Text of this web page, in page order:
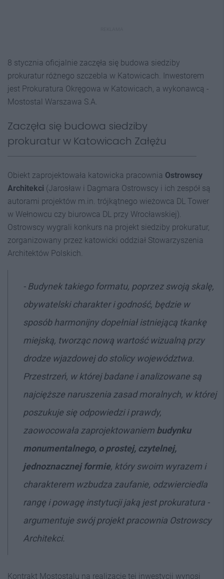
8 stycznia oficjalnie zaczęła się budowa siedziby
prokuratur różnego szczebla w Katowicach. Inwestorem
jest Prokuratura Okręgowa w Katowicach, a wykonawcą -
Mostostal Warszawa S.A.
Zaczęła się budowa siedziby
prokuratur w Katowicach Załężu
Obiekt zaprojektowała katowicka pracownia Ostrowscy
Architekci (Jarosław i Dagmara Ostrowscy i ich zespół są
autorami projektów m.in. trójkątnego wieżowca DL Tower
w Wełnowcu czy biurowca DL przy Wrocławskiej).
Ostrowscy wygrali konkurs na projekt siedziby prokuratur,
zorganizowany przez katowicki oddział Stowarzyszenia
Architektów Polskich.
- Budynek takiego formatu, poprzez swoją skalę,
obywatelski charakter i godność, będzie w
sposób harmonijny dopełniał istniejącą tkankę
miejską, tworząc nową wartość wizualną przy
drodze wjazdowej do stolicy województwa.
Przestrzeń, w której badane i analizowane są
najcięższe naruszenia zasad moralnych, w której
poszukuje się odpowiedzi i prawdy,
zaowocowała zaprojektowaniem budynku
monumentalnego, o prostej, czytelnej,
jednoznacznej formie, który swoim wyrazem i
charakterem wzbudza zaufanie, odzwierciedla
rangę i powagę instytucji jaką jest prokuratura -
argumentuje swój projekt pracownia Ostrowscy
Architekci.
Kontrakt Mostostalu na realizację tej inwestycji wynosi